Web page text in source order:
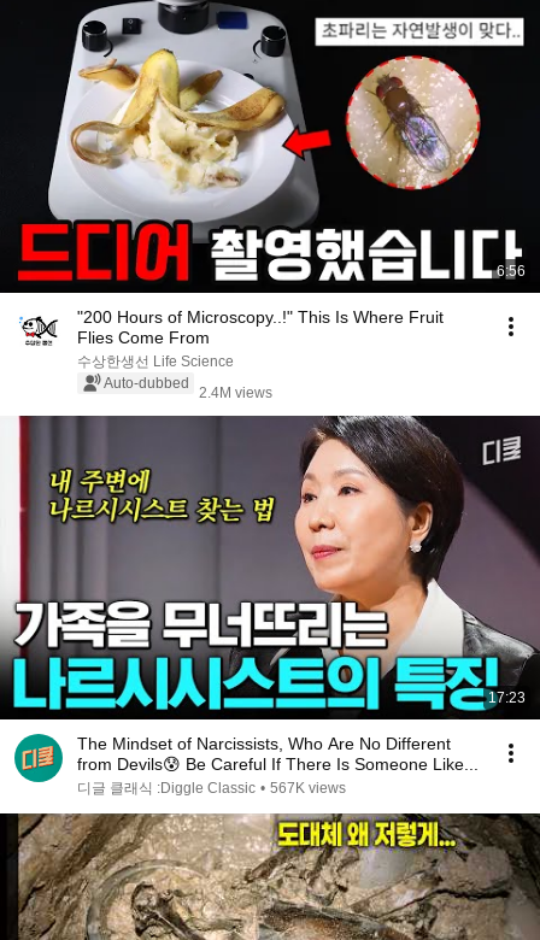
6:56
"200 Hours of Microscopy..!" This Is Where Fruit
Flies Come From
수상한생선 Life Science
Auto-dubbed
2.4M views
17:23
The Mindset of Narcissists, Who Are No Different
from Devils😰 Be Careful If There Is Someone Like...
디글 클래식 :Diggle Classic • 567K views